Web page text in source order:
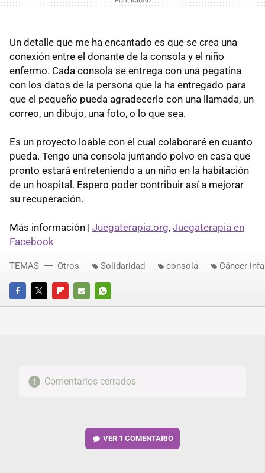
Un detalle que me ha encantado es que se crea una
conexión entre el donante de la consola y el niño
enfermo. Cada consola se entrega con una pegatina
con los datos de la persona que la ha entregado para
que el pequeño pueda agradecerlo con una llamada, un
correo, un dibujo, una foto, o lo que sea.
Es un proyecto loable con el cual colaboraré en cuanto
pueda. Tengo una consola juntando polvo en casa que
pronto estará entreteniendo a un niño en la habitación
de un hospital. Espero poder contribuir así a mejorar
su recuperación.
Más información | Juegaterapia.org, Juegaterapia en
Facebook
FACEBOOKTWITTERFLIPBOARD
E-
WHATSAPP
TEMAS Otros Solidaridad consola Cáncer
Comentarios cerrados
VER 1 COMENTARIO